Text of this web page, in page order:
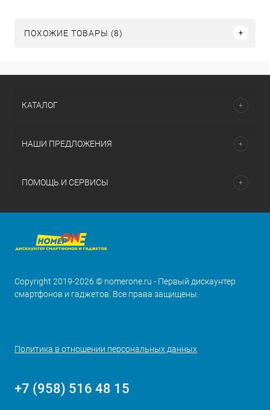
ПОХОЖИЕ ТОВАРЫ (8)
КАТАЛОГ
НАШИ ПРЕДЛОЖЕНИЯ
ПОМОЩЬ И СЕРВИСЫ
Copyright 2019-2026 © nomerone.ru - Первый дискаунтер
смартфонов и гаджетов. Все права защищены.
Политика в отношении персональных данных
+7 (958) 516 48 15